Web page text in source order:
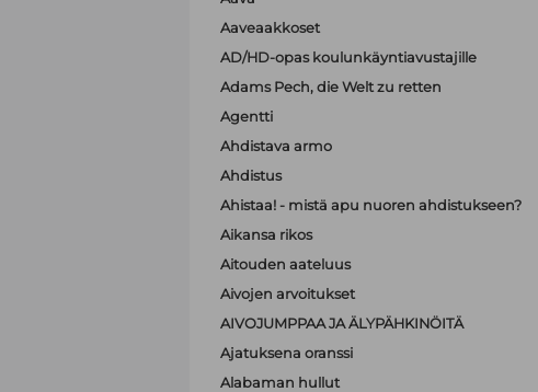
Aaveaakkoset
AD/HD-opas koulunkäyntiavustajille
Adams Pech, die Welt zu retten
Agentti
Ahdistava armo
Ahdistus
Ahistaa! - mistä apu nuoren ahdistukseen?
Aikansa rikos
Aitouden aateluus
Aivojen arvoitukset
AIVOJUMPPAA JA ÄLYPÄHKINÖITÄ
Ajatuksena oranssi
Alabaman hullut